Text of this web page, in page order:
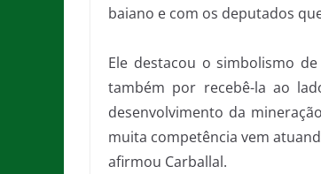
baiano e com os deputados
Ele destacou o simbolismo
também por recebê-la ao
desenvolvimento da
muita competência vem
afirmou Carballal.